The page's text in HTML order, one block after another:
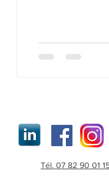
Tél. 07 82 90 01